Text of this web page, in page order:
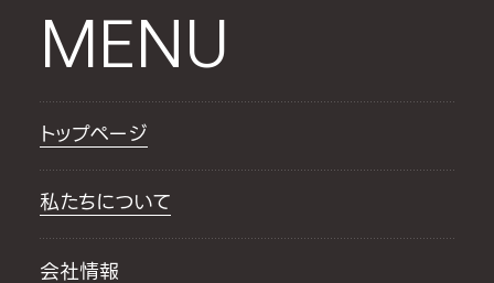
MENU
トップページ
私たちについて
会社情報